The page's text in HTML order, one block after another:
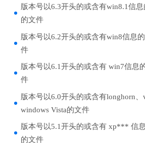
版本号以6.3开头的或含有win8.1信
的文件
版本号以6.2开头的或含有win8信息
件
版本号以6.1开头的或含有 win7信息
件
版本号以6.0开头的或含有longhorn
windows Vista的文件
版本号以5.1开头的或含有 xp*** 信
的文件